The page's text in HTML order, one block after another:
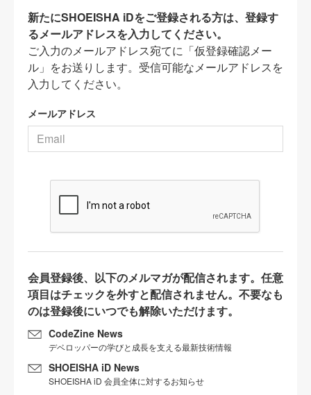
新たにSHOEISHA iDをご登録される方は、登録す
るメールアドレスを入力してください。
ご入力のメールアドレス宛てに「仮登録確認メー
ル」をお送りします。受信可能なメールアドレスを
入力してください。
メールアドレス
会員登録後、以下のメルマガが配信されます。任意
項目はチェックを外すと配信されません。不要なも
のは登録後にいつでも解除いただけます。
CodeZine News
デベロッパーの学びと成長を支える最新技術情報
SHOEISHA iD News
SHOEISHA iD 会員全体に対するお知らせ